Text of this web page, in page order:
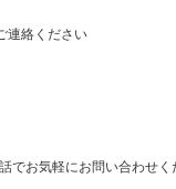
連絡ください
でお気軽にお問い合わせく